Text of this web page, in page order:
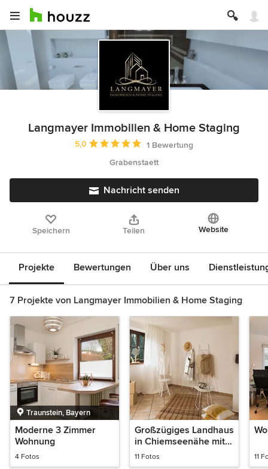
Langmayer Immobilien & Home Staging
Durchschnittliche Bewertung: 5 von 5 Sternen
5,0
1 Bewertung
Grabenstaett
Nachricht senden
Speichern Teilen Website
Projekte Bewertungen Über uns
7 Projekte von Langmayer Immobilien & Home Staging
Traunstein, Bayern
Moderne 3 Zimmer
Wohnung
4 Fotos
Großzügiges Landhaus
in Chiemseenähe mit
Bergblick
11 Fotos 11